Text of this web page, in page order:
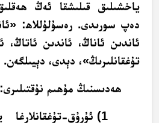
ياخشىلىق قىلىشقا ئەڭ
دەپ سورىدى. رەسۇلۇللاھ:
ئاندىن ئاناڭ، ئاندىن ئاتاڭ،
تۇغقانلىرىڭ»، دېدى، دېيىلگەن.
ھەدىسنىڭ مۇھىم نۇقتىلىرى:
1) ئۇرۇق-